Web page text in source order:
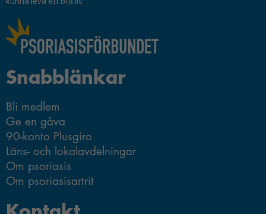
Snabblänkar
Bli medlem
Ge en gåva
90-konto Plusgiro
Läns- och lokalavdelningar
Om psoriasis
Om psoriasisartrit